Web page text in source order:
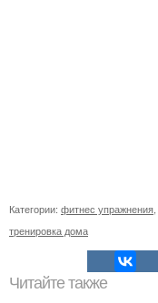
Категории: фитнес упражнения
тренировка дома
Читайте также